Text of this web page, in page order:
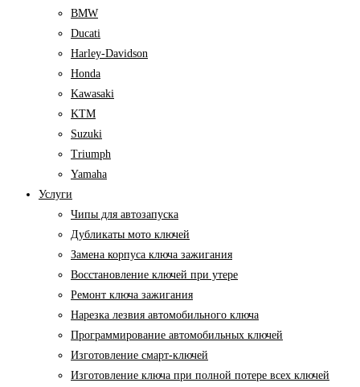
BMW
Ducati
Harley-Davidson
Honda
Kawasaki
KTM
Suzuki
Triumph
Yamaha
Услуги
Чипы для автозапуска
Дубликаты мото ключей
Замена корпуса ключа зажигания
Восстановление ключей при утере
Ремонт ключа зажигания
Нарезка лезвия автомобильного ключа
Программирование автомобильных ключей
Изготовление смарт-ключей
Изготовление ключа при полной потере всех ключей